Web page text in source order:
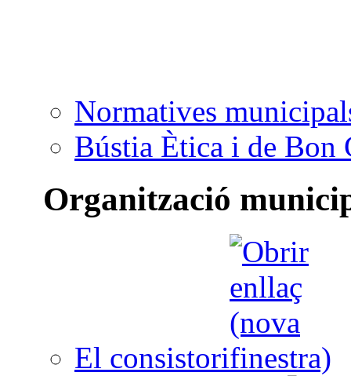
Normatives
Bústia Ètica i de Bon
Organització
El consistori